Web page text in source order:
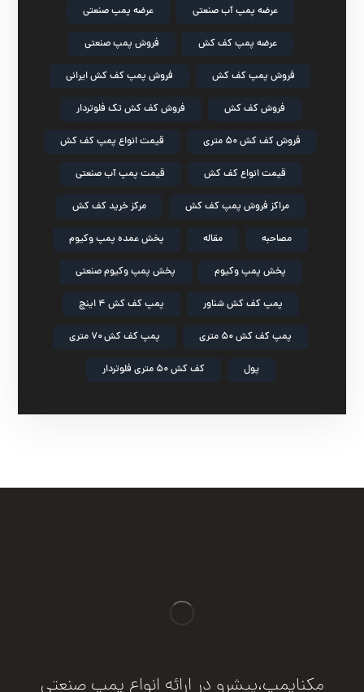
عرضه پمپ آب صنعتی عرضه پمپ صنعتی
عرضه پمپ کف کش فروش پمپ صنعتی
فروش پمپ کف کش فروش پمپ کف کش ایرانی
فروش کف کش فروش کف کش تک فلوتردار
فروش کف کش ۵۰ متری قیمت انواع پمپ کف کش
قیمت انواع کف کش قیمت پمپ آب صنعتی
مراکز فروش پمپ کف کش مرکز خرید کف کش
مصاحبه مقاله پخش عمده پمپ وکیوم
پخش پمپ وکیوم پخش پمپ وکیوم صنعتی
پمپ کف کش شناور پمپ کف کش ۴ اینچ
پمپ کف کش ۵۰ متری پمپ کف کش ۷۰ متری
پول کف کش ۵۰ متری فلوتردار
مکناپمپ،پیشرو در ارائه انواع پمپ صنعتی